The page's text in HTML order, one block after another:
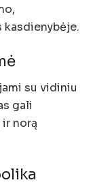
su vidiniu
gali
norą